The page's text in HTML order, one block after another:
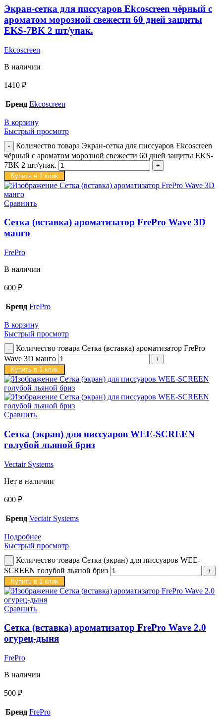
Экран-сетка для писсуаров Ekcoscreen чёрный с
ароматом морозной свежести 60 дней защиты
EKS-7BK 2 шт/упак.
Ekcoscreen
В наличии
1410 ₽
Бренд Ekcoscreen
В корзину
Быстрый просмотр
Количество товара Экран-сетка для писсуаров Ekcoscreen
чёрный с ароматом морозной свежести 60 дней защиты EKS-
7BK 2 шт/упак.
Купить в 1 клик
Сравнить
Сетка (вставка) ароматизатор FrePro Wave 3D
манго
FrePro
В наличии
600 ₽
Бренд FrePro
В корзину
Быстрый просмотр
Количество товара Сетка (вставка) ароматизатор FrePro
Wave 3D манго
Купить в 1 клик
Сравнить
Сетка (экран) для писсуаров WEE-SCREEN
голубой льяной бриз
Vectair Systems
Нет в наличии
600 ₽
Бренд Vectair Systems
Подробнее
Быстрый просмотр
Количество товара Сетка (экран) для писсуаров WEE-
SCREEN голубой льяной бриз
Купить в 1 клик
Сравнить
Сетка (вставка) ароматизатор FrePro Wave 2.0
огурец-дыня
FrePro
В наличии
500 ₽
Бренд FrePro